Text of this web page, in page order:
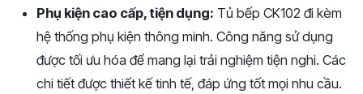
Phụ kiện cao cấp, tiện dụng: Tủ bếp CK102 đi kèm
hệ thống phụ kiện thông minh. Công năng sử dụng
được tối ưu hóa để mang lại trải nghiệm tiện nghi. Các
chi tiết được thiết kế tinh tế, đáp ứng tốt mọi nhu cầu.